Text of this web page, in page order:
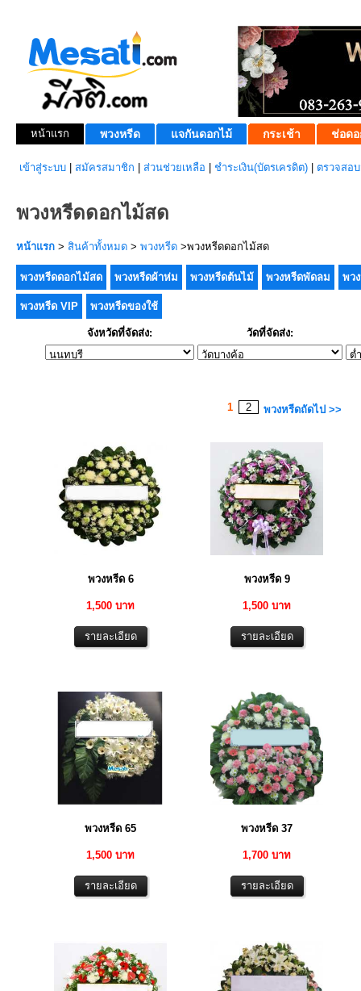
หน้าแรก พวงหรีด แจกันดอกไม้ กระเช้า ช่อดอ
เข้าสู่ระบบ สมัครสมาชิก ส่วนช่วยเหลือ ชำระเงิน(บัตรเครดิต) ตรวจสอ
พวงหรีดดอกไม้สด
หน้าแรก > สินค้าทั้งหมด > พวงหรีด >พวงหรีดดอกไม้สด
พวงหรีดดอกไม้สด พวงหรีดผ้าห่ม พวงหรีดต้นไม้ พวงหรีดพัดลม พว
พวงหรีด VIP พวงหรีดของใช้
จังหวัดที่จัดส่ง: วัดที่จัดส่ง:
1 2 พวงหรีดถัดไป >>
พวงหรีด 6
1,500 บาท
พวงหรีด 9
1,500 บาท
พวงหรีด 65
1,500 บาท
พวงหรีด 37
1,700 บาท